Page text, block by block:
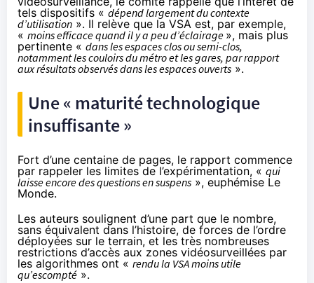
tels dispositifs « dépend largement du contexte
d’utilisation ». Il relève que la VSA est, par exemple,
« moins efficace quand il y a peu d’éclairage », mais plus
pertinente « dans les espaces clos ou semi-clos,
notamment les couloirs du métro et les gares, par rapport
aux résultats observés dans les espaces ouverts ».
Une « maturité technologique
insuffisante »
Fort d’une centaine de pages, le rapport commence
par rappeler les limites de l’expérimentation, « qui
laisse encore des questions en suspens », euphémise Le
Monde.
Les auteurs soulignent d’une part que le nombre,
sans équivalent dans l’histoire, de forces de l’ordre
déployées sur le terrain, et les très nombreuses
restrictions d’accès aux zones vidéosurveillées par
les algorithmes ont « rendu la VSA moins utile
qu’escompté ».